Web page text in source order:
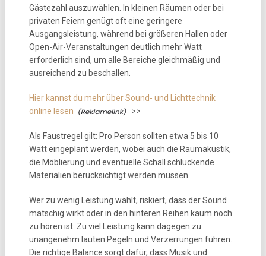
Gästezahl auszuwählen. In kleinen Räumen oder bei
privaten Feiern genügt oft eine geringere
Ausgangsleistung, während bei größeren Hallen oder
Open-Air-Veranstaltungen deutlich mehr Watt
erforderlich sind, um alle Bereiche gleichmäßig und
ausreichend zu beschallen.
Hier kannst du mehr über Sound- und Lichttechnik
online lesen
>>
Als Faustregel gilt: Pro Person sollten etwa 5 bis 10
Watt eingeplant werden, wobei auch die Raumakustik,
die Möblierung und eventuelle Schall schluckende
Materialien berücksichtigt werden müssen.
Wer zu wenig Leistung wählt, riskiert, dass der Sound
matschig wirkt oder in den hinteren Reihen kaum noch
zu hören ist. Zu viel Leistung kann dagegen zu
unangenehm lauten Pegeln und Verzerrungen führen.
Die richtige Balance sorgt dafür, dass Musik und